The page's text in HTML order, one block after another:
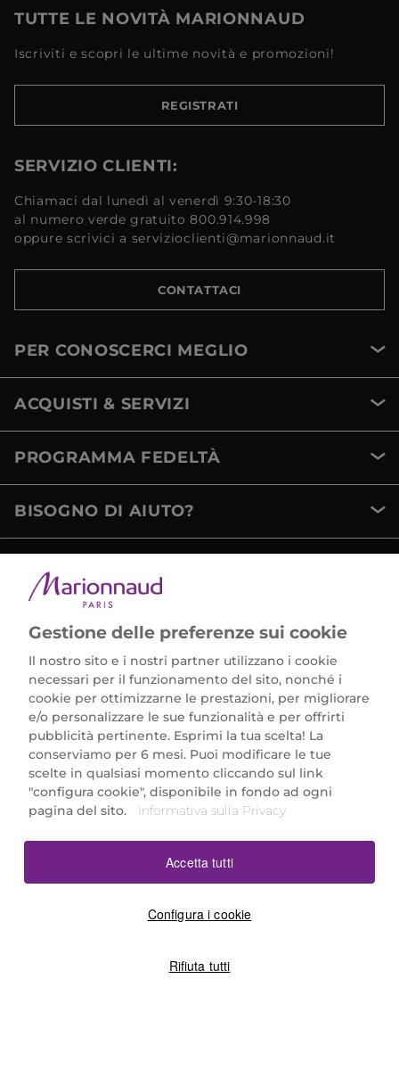
TUTTE LE NOVITÀ MARIONNAUD
Iscriviti e scopri le ultime novità e promozioni!
REGISTRATI
SERVIZIO CLIENTI:
Chiamaci dal lunedì al venerdì 9:30-18:30
al numero verde gratuito 800.914.998
oppure scrivici a servizioclienti@marionnaud.it
CONTATTACI
PER CONOSCERCI MEGLIO
ACQUISTI & SERVIZI
PROGRAMMA FEDELTÀ
BISOGNO DI AIUTO?
Marionnaud Parfumeries Italia S.r.l.
Largo Fiera Milano 5, 20017 Rho (MI)
REA Milano 1650024 con P.IVA 13425220152.
SCARICA LA NOSTRA APP
Gestione delle preferenze sui cookie
Il nostro sito e i nostri partner utilizzano i cookie
necessari per il funzionamento del sito, nonché i
cookie per ottimizzarne le prestazioni, per migliorare
e/o personalizzare le sue funzionalità e per offrirti
pubblicità pertinente. Esprimi la tua scelta! La
conserviamo per 6 mesi. Puoi modificare le tue
scelte in qualsiasi momento cliccando sul link
"configura cookie", disponibile in fondo ad ogni
pagina del sito.
Informativa sulla Privacy
Configura i cookie
Rifiuta tutti
Accetta tutti